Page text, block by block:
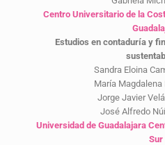
Centro Universitario de la
Estudios en contaduría y
Sandra Eloina
María Magdalena
Jorge Javier
José Alfredo
Universidad de Guadalajara
Sur